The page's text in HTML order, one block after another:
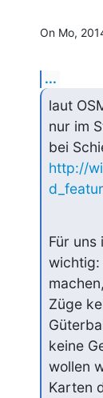
On Mo,
...
laut
nur im
http://
Für uns
wichtig:
Züge
keine
wollen
Karten